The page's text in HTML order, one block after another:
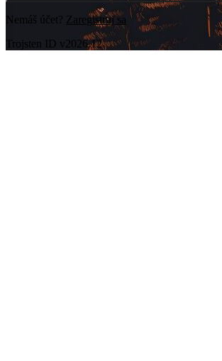
Nemáš účet? Zaregistruj sa
Trojsten ID v2026.12